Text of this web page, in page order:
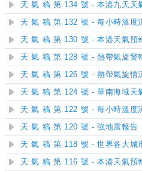
天 氣 稿 第 134 號 - 本港九天天
天 氣 稿 第 132 號 - 每小時溫度
天 氣 稿 第 130 號 - 本港天氣預
天 氣 稿 第 128 號 - 熱帶氣旋警
天 氣 稿 第 126 號 - 熱帶氣旋情
天 氣 稿 第 124 號 - 華南海域天
天 氣 稿 第 122 號 - 每小時溫度
天 氣 稿 第 120 號 - 強地震報告
天 氣 稿 第 118 號 - 世界各大城
天 氣 稿 第 116 號 - 本港天氣預